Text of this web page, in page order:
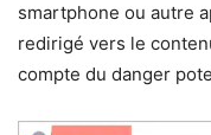
smartphone ou autre
redirigé vers le
compte du danger